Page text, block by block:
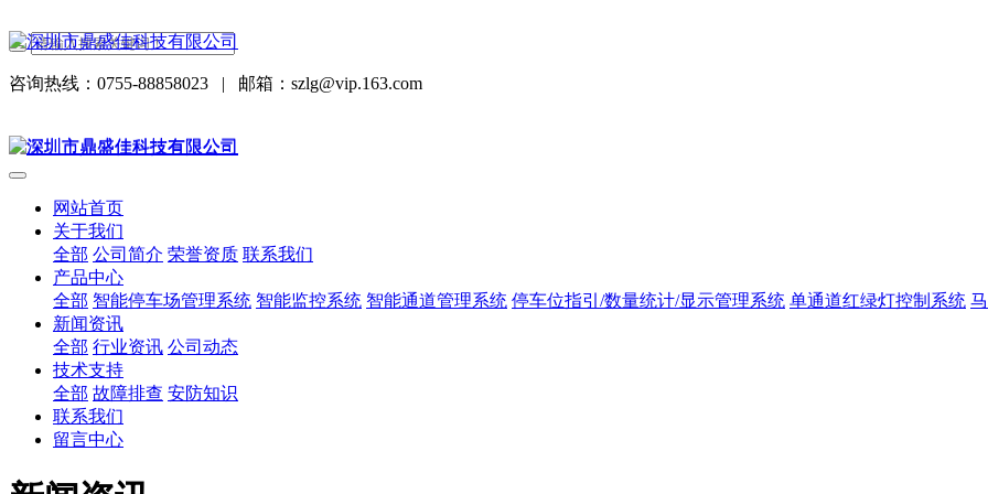
咨询热线：0755-88858023 | 邮箱：szlg@vip.163.com
网站首页
关于我们
全部 公司简介 荣誉资质 联系我们
产品中心
全部 智能停车场管理系统 智能监控系统 智能通道管理系统 停车位指引/数量统计/显示管理系统 单通道红绿灯控制系统
新闻资讯
全部 行业资讯 公司动态
技术支持
全部 故障排查 安防知识
联系我们
留言中心